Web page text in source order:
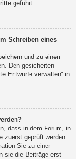
geführt.
Schreiben eines
und zu einem
Den gesicherten
Entwürfe verwalten“ in
dass in dem Forum, in
zuerst geprüft werden
Sie zu einer
sie die Beiträge erst